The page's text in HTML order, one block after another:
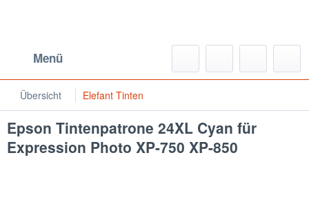
Menü
Übersicht Elefant Tinten
Epson Tintenpatrone 24XL Cyan für
Expression Photo XP-750 XP-850